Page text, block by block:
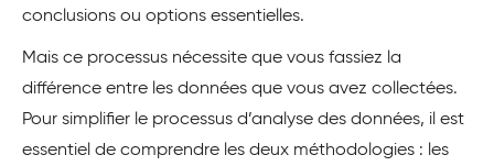
conclusions ou options essentielles.
Mais ce processus nécessite que vous fassiez la
différence entre les données que vous avez collectées.
Pour simplifier le processus d’analyse des données, il est
essentiel de comprendre les deux méthodologies : les